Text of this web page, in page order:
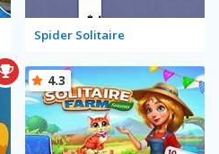
Spider Solitaire
4.3